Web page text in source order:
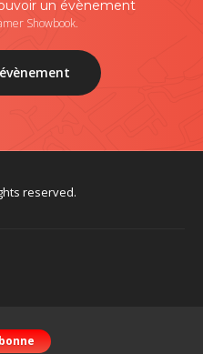
un évènement
Showbook.
reserved.